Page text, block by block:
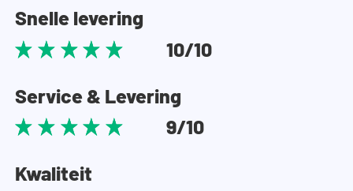
Snelle levering
10/10
Service & Levering
9/10
Kwaliteit